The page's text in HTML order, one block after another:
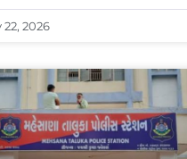
22, 2026